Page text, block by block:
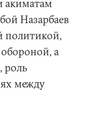
акиматам
Назарбаев
политикой,
а
роль
между